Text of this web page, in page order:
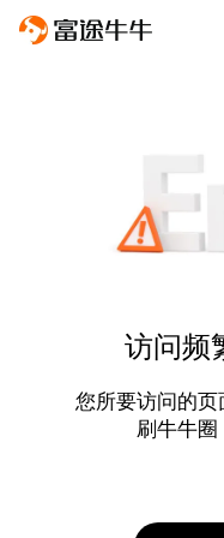
访问频
您所要访问的
刷牛牛圈